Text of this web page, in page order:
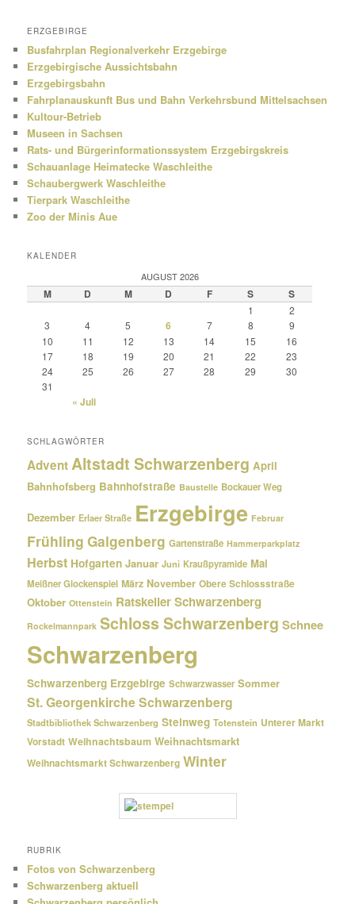
ERZGEBIRGE
Busfahrplan Regionalverkehr Erzgebirge
Erzgebirgische Aussichtsbahn
Erzgebirgsbahn
Fahrplanauskunft Bus und Bahn Verkehrsbund Mittelsachsen
Kultour-Betrieb
Museen in Sachsen
Rats- und Bürgerinformationssystem Erzgebirgskreis
Schauanlage Heimatecke Waschleithe
Schaubergwerk Waschleithe
Tierpark Waschleithe
Zoo der Minis Aue
KALENDER
AUGUST 2026
M D M D F S S
1
2
3
4 5 6 7 8
9
10
11 12 13 14 15
16
17
18 19 20 21 22
23
24
25 26 27 28 29
30
31
« Juli
SCHLAGWÖRTER
AdventAltstadt Schwarzenberg April
Bahnhofsberg Bahnhofstraße Baustelle Bockauer Weg
Dezember Erlaer Straße Erzgebirge Februar
Frühling Galgenberg Gartenstraße Hammerparkplatz
Herbst Hofgarten Januar Juni Kraußpyramide Mai
Meißner Glockenspiel März November Obere Schlossstraße
Oktober Ottenstein Ratskeller Schwarzenberg
Rockelmannpark Schloss Schwarzenberg Schnee
Schwarzenberg
Schwarzenberg Erzgebirge Schwarzwasser Sommer
St. Georgenkirche Schwarzenberg
Stadtbibliothek Schwarzenberg Steinweg Totenstein Unterer Markt
Vorstadt Weihnachtsbaum Weihnachtsmarkt
Weihnachtsmarkt Schwarzenberg Winter
RUBRIK
Fotos von Schwarzenberg
Schwarzenberg aktuell